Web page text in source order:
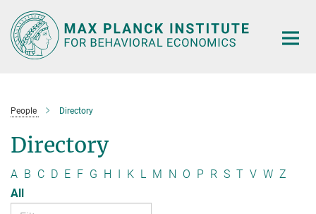
Main-
Content
People Directory
Directory
A B C D E F G H I K L M N O P R S T V W Z
All